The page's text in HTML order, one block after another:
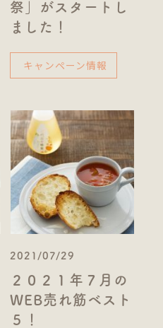
祭」がスタートし
ました！
キャンペーン情報
2021/07/29
２０２１年７月の
WEB売れ筋ベスト
５！